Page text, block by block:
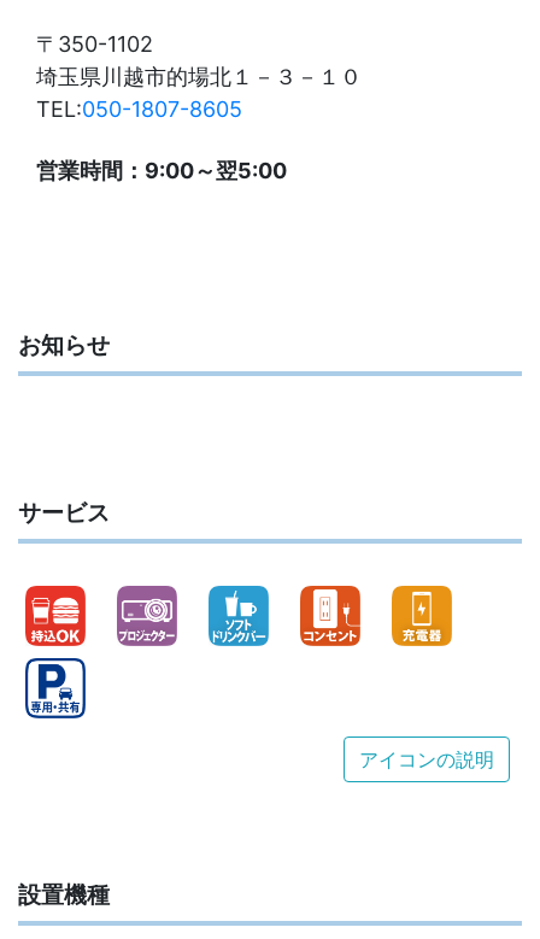
〒350-1102
埼玉県川越市的場北１－３－１０
TEL:050-1807-8605
営業時間：9:00～翌5:00
お知らせ
サービス
アイコンの説明
設置機種